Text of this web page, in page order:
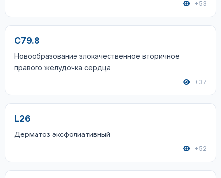
+53
C79.8
Новообразование злокачественное вторичное
правого желудочка сердца
+37
L26
Дерматоз эксфолиативный
+52